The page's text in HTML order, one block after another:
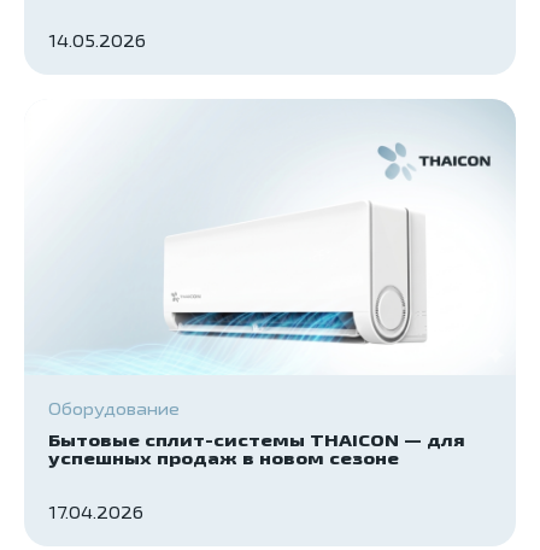
14.05.2026
Оборудование
Бытовые сплит-системы THAICON — для
успешных продаж в новом сезоне
17.04.2026